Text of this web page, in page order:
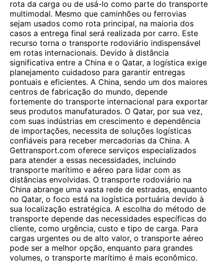
rota da carga ou de usá-lo como parte do transporte
multimodal. Mesmo que caminhões ou ferrovias
sejam usados ​​como rota principal, na maioria dos
casos a entrega final será realizada por carro. Este
recurso torna o transporte rodoviário indispensável
em rotas internacionais. Devido à distância
significativa entre a China e o Qatar, a logística exige
planejamento cuidadoso para garantir entregas
pontuais e eficientes. A China, sendo um dos maiores
centros de fabricação do mundo, depende
fortemente do transporte internacional para exportar
seus produtos manufaturados. O Qatar, por sua vez,
com suas indústrias em crescimento e dependência
de importações, necessita de soluções logísticas
confiáveis ​​para receber mercadorias da China. A
Gettransport.com oferece serviços especializados
para atender a essas necessidades, incluindo
transporte marítimo e aéreo para lidar com as
distâncias envolvidas. O transporte rodoviário na
China abrange uma vasta rede de estradas, enquanto
no Qatar, o foco está na logística portuária devido à
sua localização estratégica. A escolha do método de
transporte depende das necessidades específicas do
cliente, como urgência, custo e tipo de carga. Para
cargas urgentes ou de alto valor, o transporte aéreo
pode ser a melhor opção, enquanto para grandes
volumes, o transporte marítimo é mais econômico.